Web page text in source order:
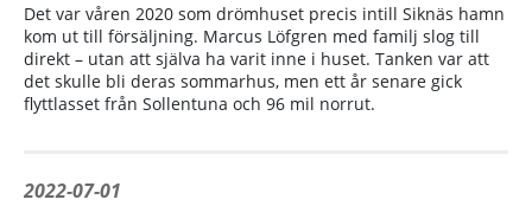
Det var våren 2020 som drömhuset precis intill Siknäs hamn
kom ut till försäljning. Marcus Löfgren med familj slog till
direkt – utan att själva ha varit inne i huset. Tanken var att
det skulle bli deras sommarhus, men ett år senare gick
flyttlasset från Sollentuna och 96 mil norrut.
2022-07-01